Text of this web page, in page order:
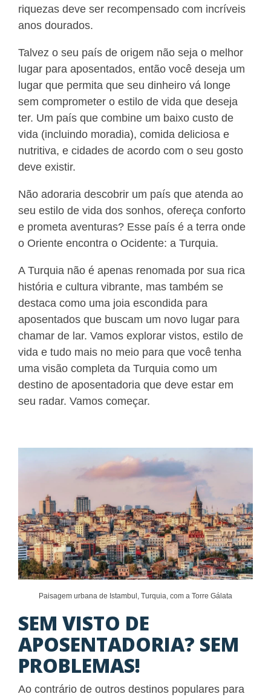
riquezas deve ser recompensado com incríveis
anos dourados.
Talvez o seu país de origem não seja o melhor
lugar para aposentados, então você deseja um
lugar que permita que seu dinheiro vá longe
sem comprometer o estilo de vida que deseja
ter. Um país que combine um baixo custo de
vida (incluindo moradia), comida deliciosa e
nutritiva, e cidades de acordo com o seu gosto
deve existir.
Não adoraria descobrir um país que atenda ao
seu estilo de vida dos sonhos, ofereça conforto
e prometa aventuras? Esse país é a terra onde
o Oriente encontra o Ocidente: a Turquia.
A Turquia não é apenas renomada por sua rica
história e cultura vibrante, mas também se
destaca como uma joia escondida para
aposentados que buscam um novo lugar para
chamar de lar. Vamos explorar vistos, estilo de
vida e tudo mais no meio para que você tenha
uma visão completa da Turquia como um
destino de aposentadoria que deve estar em
seu radar. Vamos começar.
Paisagem urbana de Istambul, Turquia, com a Torre Gálata
SEM VISTO DE
APOSENTADORIA? SEM
PROBLEMAS!
Ao contrário de outros destinos populares para